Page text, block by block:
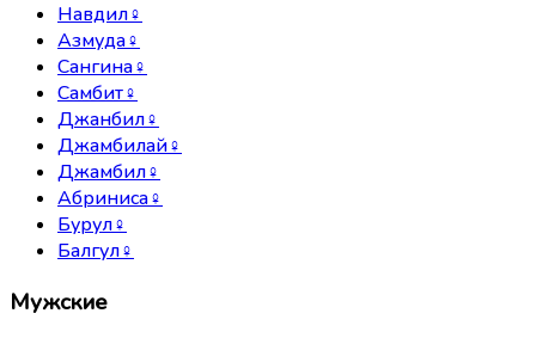
Навдил♀
Азмуда♀
Сангина♀
Самбит♀
Джанбил♀
Джамбилай♀
Джамбил♀
Абриниса♀
Бурул♀
Балгул♀
Мужские